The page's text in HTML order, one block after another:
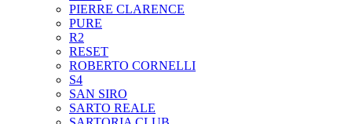
PIERRE CLARENCE
PURE
R2
RESET
ROBERTO CORNELLI
S4
SAN SIRO
SARTO REALE